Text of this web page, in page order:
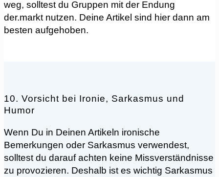
weg, solltest du Gruppen mit der Endung
der.markt nutzen. Deine Artikel sind hier dann am
besten aufgehoben.
10. Vorsicht bei Ironie, Sarkasmus und
Humor
Wenn Du in Deinen Artikeln ironische
Bemerkungen oder Sarkasmus verwendest,
solltest du darauf achten keine Missverständnisse
zu provozieren. Deshalb ist es wichtig Sarkasmus